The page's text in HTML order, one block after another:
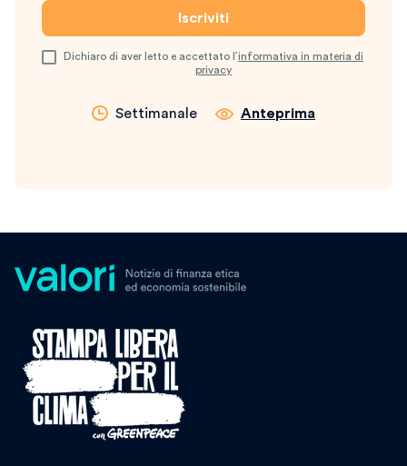
Dichiaro di aver letto e accettato l’informativa in materia di
privacy
Settimanale Anteprima